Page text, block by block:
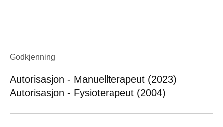
Godkjenning
Autorisasjon - Manuellterapeut (2023)
Autorisasjon - Fysioterapeut (2004)